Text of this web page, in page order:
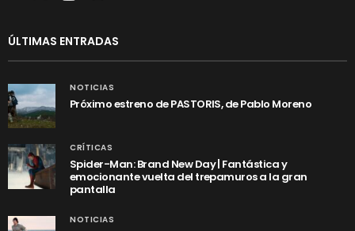
ÚLTIMAS ENTRADAS
NOTICIAS
Próximo estreno de PASTORIS, de Pablo Moreno
CRÍTICAS
Spider-Man: Brand New Day | Fantástica y
emocionante vuelta del trepamuros a la gran
pantalla
NOTICIAS